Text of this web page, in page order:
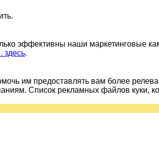
эффективны наши маркетинговые
здесь.
им предоставлять вам более
Список рекламных файлов куки,